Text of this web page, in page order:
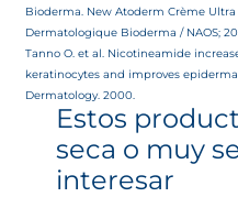
Bioderma. New Atoderm Crème Ultra
Dermatologique Bioderma / NAOS;
Tanno O. et al. Nicotineamide
keratinocytes and improves
Dermatology. 2000.
Estos
seca o muy
interesar